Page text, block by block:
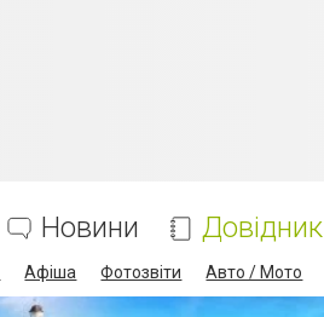
Новини Довідник
Афіша Фотозвіти Авто / Мото